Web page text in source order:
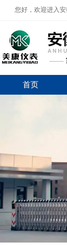
您好，欢迎进入
首页